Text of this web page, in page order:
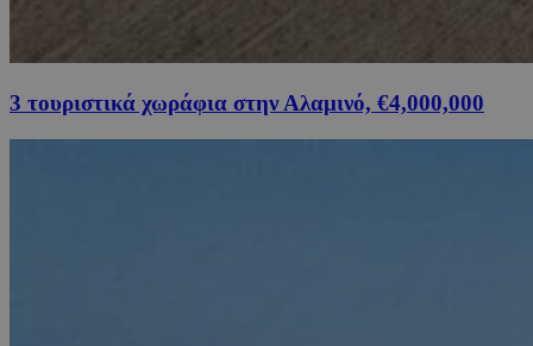
3 τουριστικά χωράφια στην Αλαμινό, €4,000,000